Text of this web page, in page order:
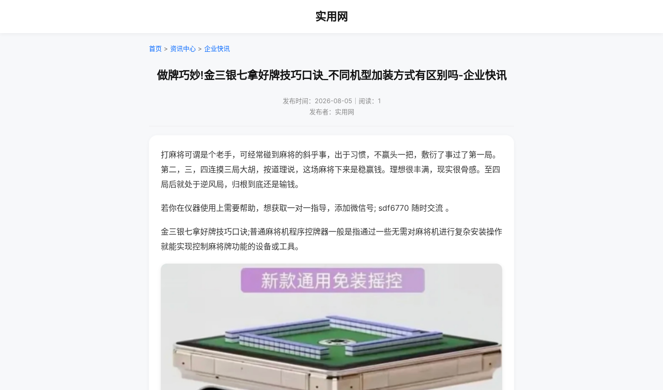
实用网
首页 > 资讯中心 > 企业快讯
做牌巧妙!金三银七拿好牌技巧口诀_不同机型加装方式有区别吗-企业快讯
发布时间：2026-08-05｜阅读：1
发布者：实用网
打麻将可谓是个老手，可经常碰到麻将的斜乎事，出于习惯，不赢头一把，敷衍了事过了第一局。
第二，三，四连摸三局大胡，按道理说，这场麻将下来是稳赢钱。理想很丰满，现实很骨感。至四
局后就处于逆风局，归根到底还是输钱。
若你在仪器使用上需要帮助，想获取一对一指导，添加微信号; sdf6770 随时交流 。
金三银七拿好牌技巧口诀;普通麻将机程序控牌器一般是指通过一些无需对麻将机进行复杂安装操作
就能实现控制麻将牌功能的设备或工具。